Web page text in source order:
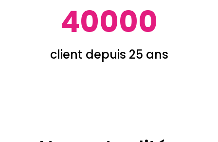
40000
client depuis 25 ans